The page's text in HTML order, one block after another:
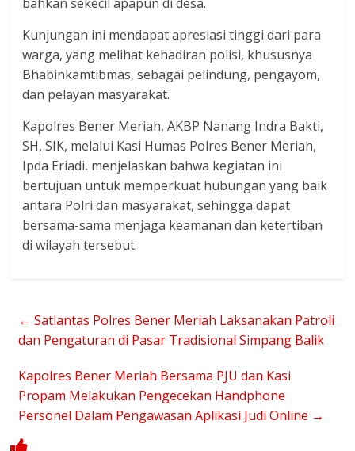
Kunjungan ini mendapat apresiasi tinggi dari para
warga, yang melihat kehadiran polisi, khususnya
Bhabinkamtibmas, sebagai pelindung, pengayom,
dan pelayan masyarakat.
Kapolres Bener Meriah, AKBP Nanang Indra Bakti,
SH, SIK, melalui Kasi Humas Polres Bener Meriah,
Ipda Eriadi, menjelaskan bahwa kegiatan ini
bertujuan untuk memperkuat hubungan yang baik
antara Polri dan masyarakat, sehingga dapat
bersama-sama menjaga keamanan dan ketertiban
di wilayah tersebut.
← Satlantas Polres Bener Meriah Laksanakan Patroli
dan Pengaturan di Pasar Tradisional Simpang Balik
Kapolres Bener Meriah Bersama PJU dan Kasi
Propam Melakukan Pengecekan Handphone
Personel Dalam Pengawasan Aplikasi Judi Online →